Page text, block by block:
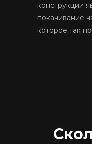
конструкции
покачивание
которое так